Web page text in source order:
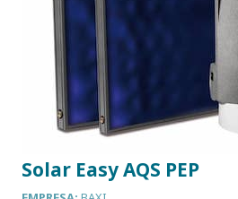
Solar Easy AQS PEP